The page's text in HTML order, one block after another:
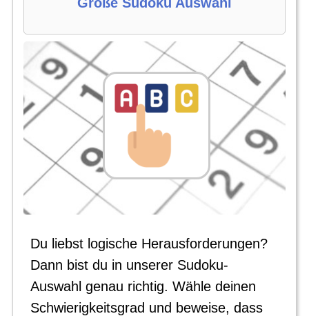
Du liebst logische Herausforderungen?
Dann bist du in unserer Sudoku-
Auswahl genau richtig. Wähle deinen
Schwierigkeitsgrad und beweise, dass